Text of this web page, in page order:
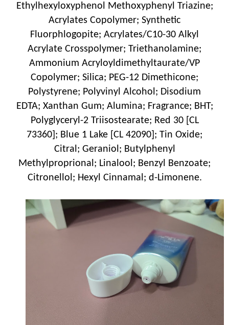
Ethylhexyloxyphenol Methoxyphenyl Triazine;
Acrylates Copolymer; Synthetic
Fluorphlogopite; Acrylates/C10-30 Alkyl
Acrylate Crosspolymer; Triethanolamine;
Ammonium Acryloyldimethyltaurate/VP
Copolymer; Silica; PEG-12 Dimethicone;
Polystyrene; Polyvinyl Alcohol; Disodium
EDTA; Xanthan Gum; Alumina; Fragrance; BHT;
Polyglyceryl-2 Triisostearate; Red 30 [CL
73360]; Blue 1 Lake [CL 42090]; Tin Oxide;
Citral; Geraniol; Butylphenyl
Methylproprional; Linalool; Benzyl Benzoate;
Citronellol; Hexyl Cinnamal; d-Limonene.